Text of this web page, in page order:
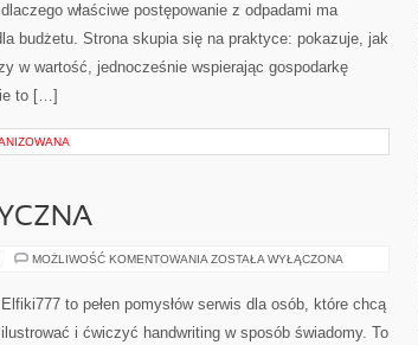
dlaczego właściwe postępowanie z odpadami ma
budżetu. Strona skupia się na praktyce: pokazuje, jak
w wartość, jednocześnie wspierając gospodarkę
to […]
MOŻLIWOŚĆ KOMENTOWANIA EDUKACJA
ZOSTAŁA WYŁĄCZONA
Elfiki777 to pełen pomysłów serwis dla osób, które chcą
ilustrować i ćwiczyć handwriting w sposób świadomy. To